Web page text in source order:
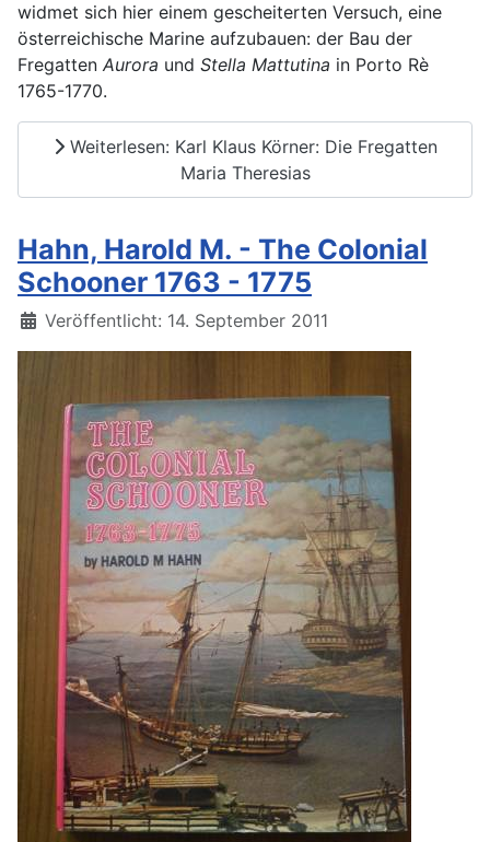
widmet sich hier einem gescheiterten Versuch, eine
österreichische Marine aufzubauen: der Bau der
Fregatten Aurora und Stella Mattutina in Porto Rè
1765-1770.
Weiterlesen: Karl Klaus Körner: Die Fregatten
Maria Theresias
Hahn, Harold M. - The Colonial
Schooner 1763 - 1775
Details
Veröffentlicht: 14. September 2011